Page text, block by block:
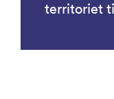
territoriet